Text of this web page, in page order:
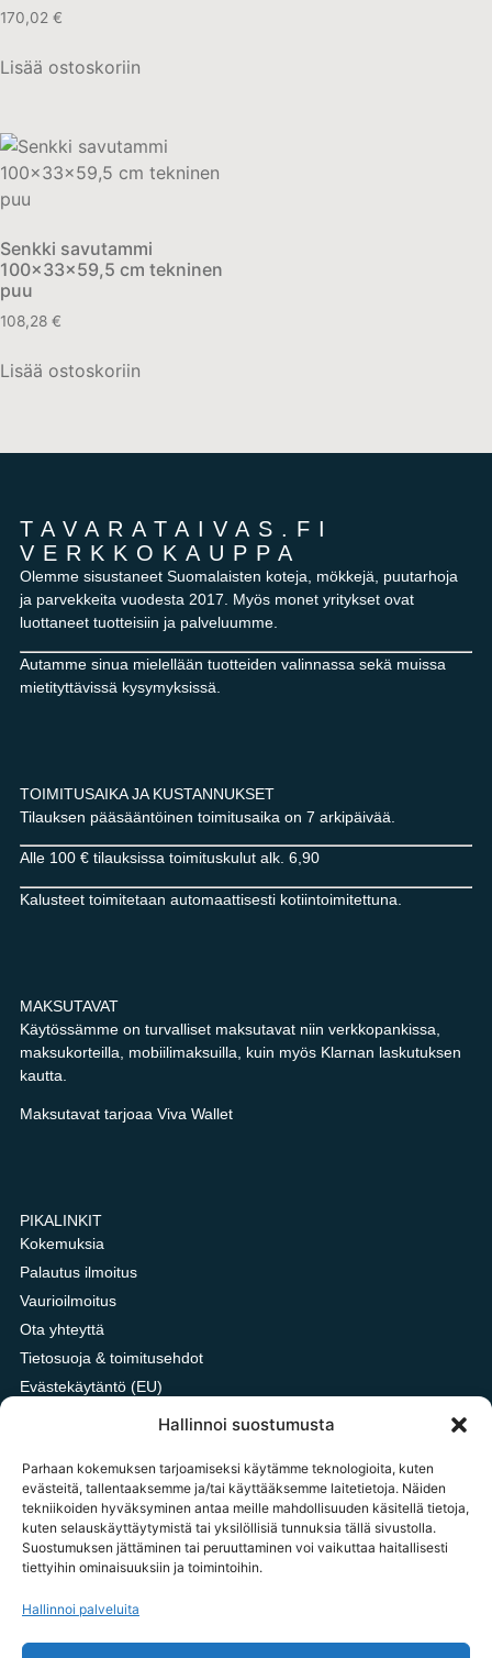
Hallinnoi suostumusta
Parhaan kokemuksen tarjoamiseksi käytämme teknologioita, kuten
evästeitä, tallentaaksemme ja/tai käyttääksemme laitetietoja. Näiden
tekniikoiden hyväksyminen antaa meille mahdollisuuden käsitellä tietoja,
kuten selauskäyttäytymistä tai yksilöllisiä tunnuksia tällä sivustolla.
Suostumuksen jättäminen tai peruuttaminen voi vaikuttaa haitallisesti
tiettyihin ominaisuuksiin ja toimintoihin.
Hallinnoi palveluita
170,02 €
Lisää ostoskoriin
Senkki savutammi
100x33x59,5 cm tekninen
puu
108,28 €
Lisää ostoskoriin
TAVARATAIVAS.FI
VERKKOKAUPPA
Olemme sisustaneet Suomalaisten koteja, mökkejä, puutarhoja
ja parvekkeita vuodesta 2017. Myös monet yritykset ovat
luottaneet tuotteisiin ja palveluumme.
Autamme sinua mielellään tuotteiden valinnassa sekä muissa
mietityttävissä kysymyksissä.
TOIMITUSAIKA JA KUSTANNUKSET
Tilauksen pääsääntöinen toimitusaika on 7 arkipäivää.
Alle 100 € tilauksissa toimituskulut alk. 6,90
Kalusteet toimitetaan automaattisesti kotiintoimitettuna.
MAKSUTAVAT
Käytössämme on turvalliset maksutavat niin verkkopankissa,
maksukorteilla, mobiilimaksuilla, kuin myös Klarnan laskutuksen
kautta.
Maksutavat tarjoaa Viva Wallet
PIKALINKIT
Kokemuksia
Palautus ilmoitus
Vaurioilmoitus
Ota yhteyttä
Tietosuoja & toimitusehdot
Evästekäytäntö (EU)
Oxford vai HDPE kangas?
OTA YHTEYTTÄ
tilaukset@tavarataivas.fi
+358 45 783 386 85
MA-PE 10-14 Huom! Emme voi ottaa palautus ilmoituksia